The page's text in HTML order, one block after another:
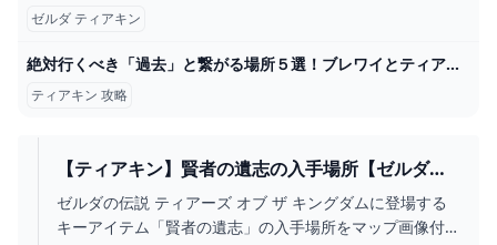
ゼルダ ティアキン
絶対行くべき「過去」と繋がる場所５選！ブレワイとティアキンの比較も【ゼルダの伝説ティアーズオブザキングダム】 - YouTube
ティアキン 攻略
【ティアキン】賢者の遺志の入手場所【ゼルダの
伝説 ティアーズオブザキングダム】 HYPERWIKI
ゼルダの伝説 ティアーズ オブ ザ キングダムに登場する
キーアイテム「賢者の遺志」の入手場所をマップ画像付